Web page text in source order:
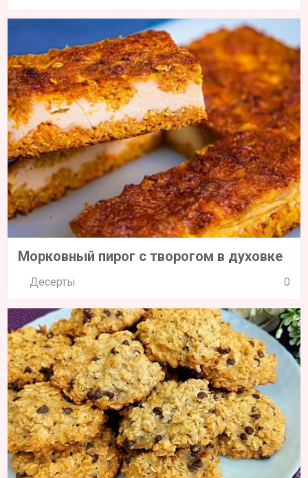
Морковный пирог с творогом в духовке
Десерты 0